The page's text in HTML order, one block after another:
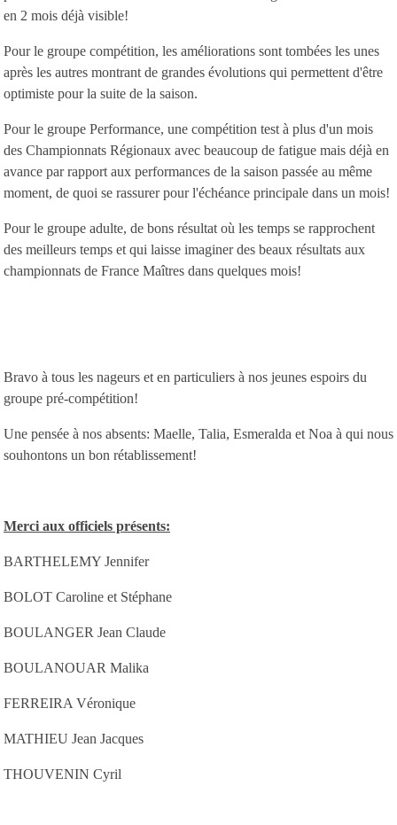
en 2 mois déjà visible!
Pour le groupe compétition, les améliorations sont tombées les unes
après les autres montrant de grandes évolutions qui permettent d'être
optimiste pour la suite de la saison.
Pour le groupe Performance, une compétition test à plus d'un mois
des Championnats Régionaux avec beaucoup de fatigue mais déjà en
avance par rapport aux performances de la saison passée au même
moment, de quoi se rassurer pour l'échéance principale dans un mois!
Pour le groupe adulte, de bons résultat où les temps se rapprochent
des meilleurs temps et qui laisse imaginer des beaux résultats aux
championnats de France Maîtres dans quelques mois!
Bravo à tous les nageurs et en particuliers à nos jeunes espoirs du
groupe pré-compétition!
Une pensée à nos absents: Maelle, Talia, Esmeralda et Noa à qui nous
souhontons un bon rétablissement!
Merci aux officiels présents:
BARTHELEMY Jennifer
BOLOT Caroline et Stéphane
BOULANGER Jean Claude
BOULANOUAR Malika
FERREIRA Véronique
MATHIEU Jean Jacques
THOUVENIN Cyril